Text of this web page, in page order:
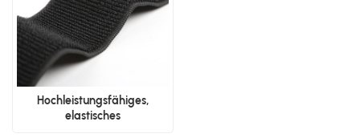
​Hochleistungsfähiges,
elastisches